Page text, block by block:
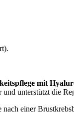
mit
unterstützt die
einer